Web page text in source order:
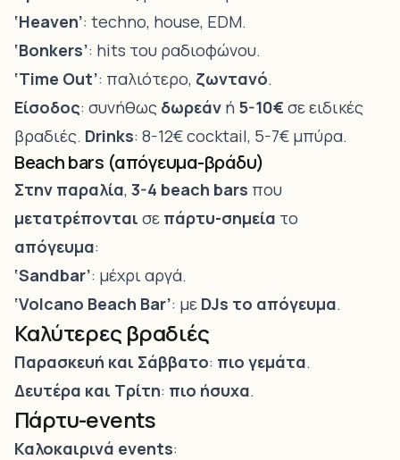
‘Heaven’: techno, house, EDM.
‘Bonkers’: hits του ραδιοφώνου.
‘Time Out’: παλιότερο, ζωντανό.
Είσοδος: συνήθως δωρεάν ή 5-10€σε ειδικές
βραδιές. Drinks: 8-12€ cocktail, 5-7€ μπύρα.
Beach bars (απόγευμα-βράδυ)
Στην παραλία, 3-4 beach bars που
μετατρέπονται σε πάρτυ-σημεία το
απόγευμα:
‘Sandbar’: μέχρι αργά.
‘Volcano Beach Bar’: με DJs το απόγευμα.
Καλύτερες βραδιές
Παρασκευή και Σάββατο: πιο γεμάτα.
Δευτέρα και Τρίτη: πιο ήσυχα.
Πάρτυ-events
Καλοκαιρινά events: